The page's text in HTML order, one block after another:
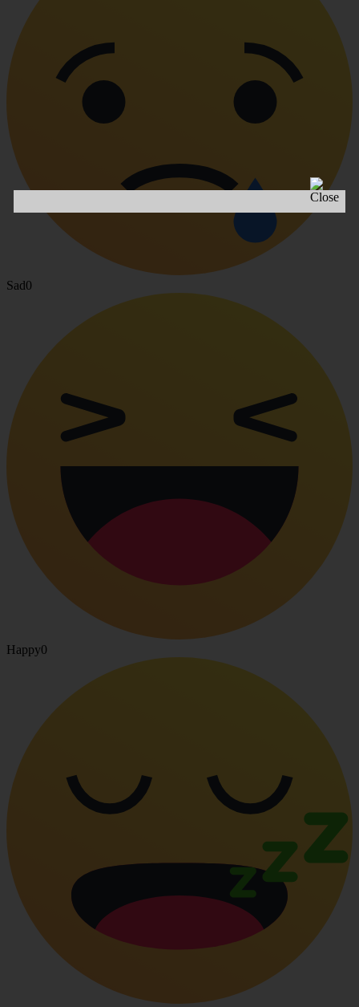
Sad0
Happy0